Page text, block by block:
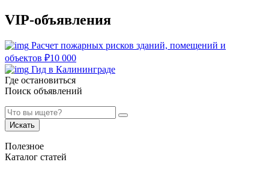
VIP-объявления
Расчет пожарных рисков зданий, помещений и
объектов ₽10 000
Гид в Калининграде
Где остановиться
Поиск объявлений
Искать
Полезное
Каталог статей